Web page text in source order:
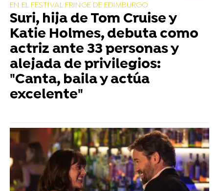
EN EL FESTIVAL FRINGE DE EDIMBURGO
Suri, hija de Tom Cruise y
Katie Holmes, debuta como
actriz ante 33 personas y
alejada de privilegios:
"Canta, baila y actúa
excelente"